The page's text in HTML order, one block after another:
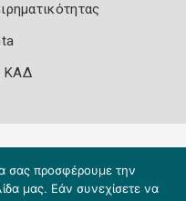
ΚΑΔ
σας προσφέρουμε την
μας. Εάν συνεχίσετε να
A.E.